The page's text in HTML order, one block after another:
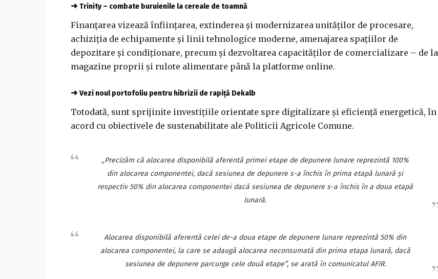
➜ Trinity – combate buruienile la cereale de toamnă
Finanţarea vizează înfiinţarea, extinderea şi modernizarea unităţilor de procesare,
achiziţia de echipamente şi linii tehnologice moderne, amenajarea spaţiilor de
depozitare şi condiţionare, precum şi dezvoltarea capacităţilor de comercializare – de la
magazine proprii şi rulote alimentare până la platforme online.
➜ Vezi noul portofoliu pentru hibrizii de rapiță Dekalb
Totodată, sunt sprijinite investiţiile orientate spre digitalizare şi eficienţă energetică, în
acord cu obiectivele de sustenabilitate ale Politicii Agricole Comune.
„Precizăm că alocarea disponibilă aferentă primei etape de depunere lunare reprezintă 100%
din alocarea componentei, dacă sesiunea de depunere s-a închis în prima etapă lunară şi
respectiv 50% din alocarea componentei dacă sesiunea de depunere s-a închis în a doua etapă
lunară.
Alocarea disponibilă aferentă celei de-a doua etape de depunere lunare reprezintă 50% din
alocarea componentei, la care se adaugă alocarea neconsumată din prima etapa lunară, dacă
sesiunea de depunere parcurge cele două etape”, se arată în comunicatul AFIR.